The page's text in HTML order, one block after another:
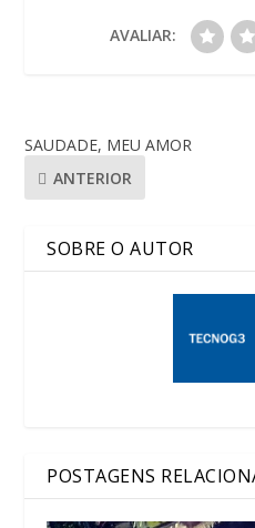
AVALIAR:
SAUDADE, MEU AMOR
ANTERIOR
SOBRE O AUTOR
POSTAGENS